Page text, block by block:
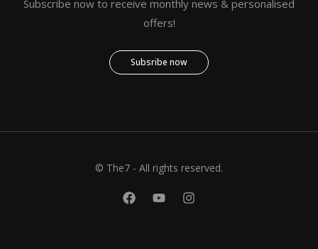
Subscribe now to receive monthly news & personalised
offers!
Subsribe now
© The7 - All rights reserved.